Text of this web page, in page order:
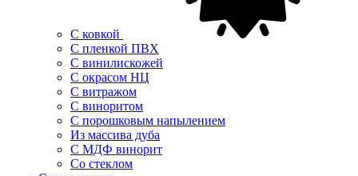
С ковкой
С пленкой ПВХ
С винилискожей
С окрасом НЦ
С витражом
С виноритом
С порошковым напылением
Из массива дуба
С МДФ винорит
Со стеклом